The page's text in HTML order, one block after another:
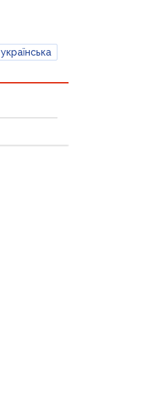
українська